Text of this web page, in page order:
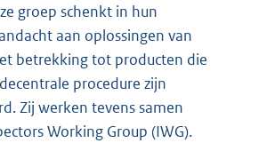
groep schenkt in hun
aan oplossingen van
betrekking tot producten die
procedure zijn
Zij werken tevens samen
Working Group (IWG).